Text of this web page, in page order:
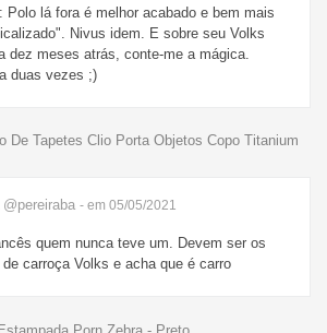
Polo lá fora é melhor acabado e bem mais
Nivus idem. E sobre seu Volks
dez meses atrás, conte-me a mágica.
duas vezes ;)
De Tapetes Clio Porta Objetos Copo Titanium
@pereiraba - em 05/05/2021
quem nunca teve um. Devem ser os
carroça Volks e acha que é carro